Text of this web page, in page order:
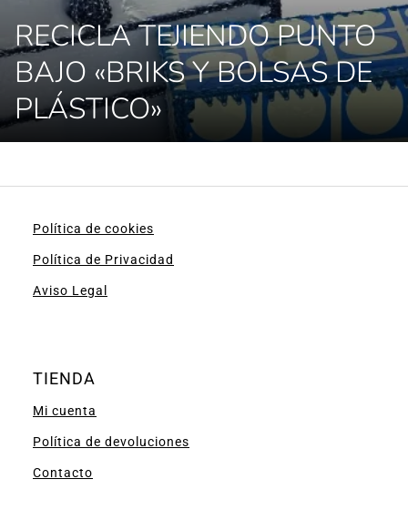
RECICLA TEJIENDO PUNTO
BAJO «BRIKS Y BOLSAS DE
PLÁSTICO»
Política de cookies
Política de Privacidad
Aviso Legal
TIENDA
Mi cuenta
Política de devoluciones
Contacto